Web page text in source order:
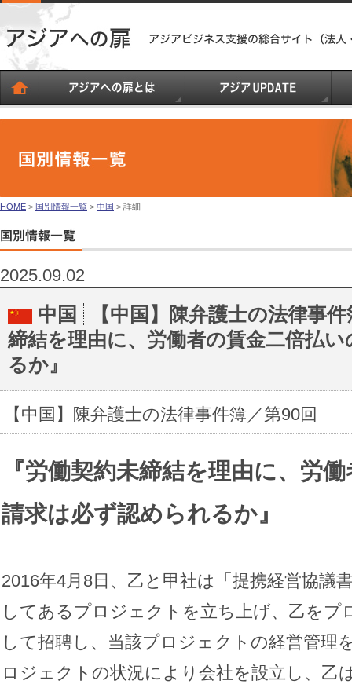
HOME > 国別情報一覧 > 中国 > 詳細
2025.09.02
中国
【中国】陳弁護士の法律事
締結を理由に、労働者の賃金二倍払
るか』
【中国】陳弁護士の法律事件簿／第90回
『労働契約未締結を理由に、労
請求は必ず認められるか』
2016年4月8日、乙と甲社は「提携経営協議
してあるプロジェクトを立ち上げ、乙をプ
して招聘し、当該プロジェクトの経営管理
ロジェクトの状況により会社を設立し、乙